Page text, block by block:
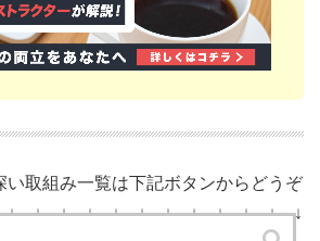
い取組み一覧は下記ボタンからどうぞ
↓ ↓ ↓ ↓ ↓ ↓ ↓ ↓ ↓ ↓ ↓